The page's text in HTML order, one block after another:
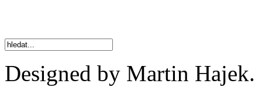
Designed by Martin Hajek.